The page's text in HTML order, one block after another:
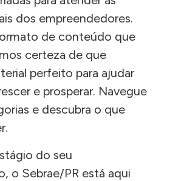
dos empreendedores.
de conteúdo que
certeza de que
perfeito para ajudar
e prosperar. Navegue
e descubra o que
do seu
o Sebrae/PR está aqui